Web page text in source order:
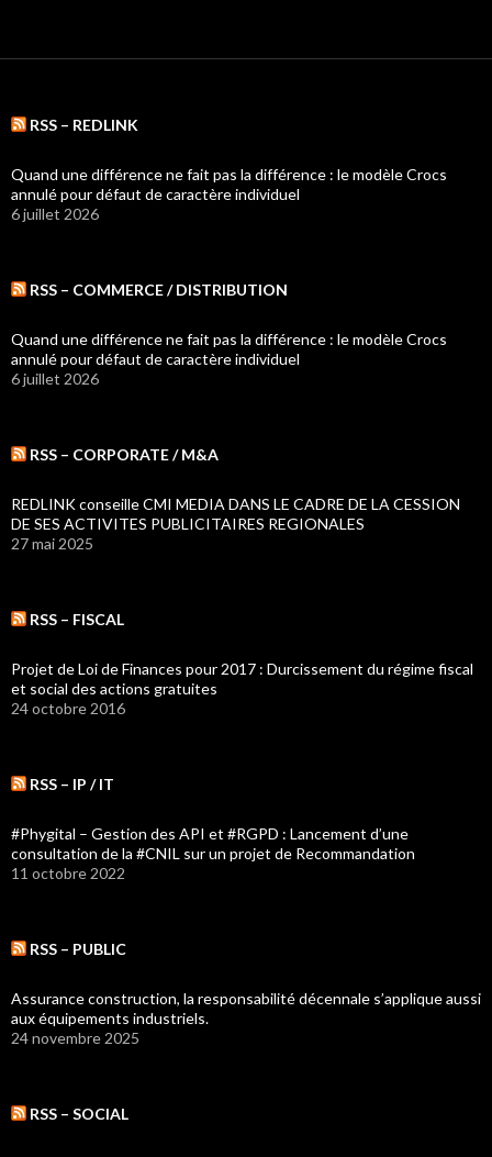
RSS – REDLINK
Quand une différence ne fait pas la différence : le modèle Crocs
annulé pour défaut de caractère individuel
6 juillet 2026
RSS – COMMERCE / DISTRIBUTION
Quand une différence ne fait pas la différence : le modèle Crocs
annulé pour défaut de caractère individuel
6 juillet 2026
RSS – CORPORATE / M&A
REDLINK conseille CMI MEDIA DANS LE CADRE DE LA CESSION
DE SES ACTIVITES PUBLICITAIRES REGIONALES
27 mai 2025
RSS – FISCAL
Projet de Loi de Finances pour 2017 : Durcissement du régime fiscal
et social des actions gratuites
24 octobre 2016
RSS – IP / IT
#Phygital – Gestion des API et #RGPD : Lancement d’une
consultation de la #CNIL sur un projet de Recommandation
11 octobre 2022
RSS – PUBLIC
Assurance construction, la responsabilité décennale s’applique aussi
aux équipements industriels.
24 novembre 2025
RSS – SOCIAL